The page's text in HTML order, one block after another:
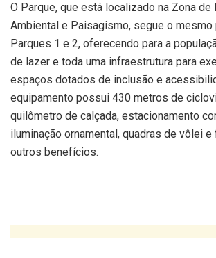
O Parque, que está localizado na Zona de
Ambiental e Paisagismo, segue o mesmo
Parques 1 e 2, oferecendo para a
de lazer e toda uma infraestrutura para
espaços dotados de inclusão e
equipamento possui 430 metros de
quilômetro de calçada, estacionamento
iluminação ornamental, quadras de vôlei e
outros benefícios.